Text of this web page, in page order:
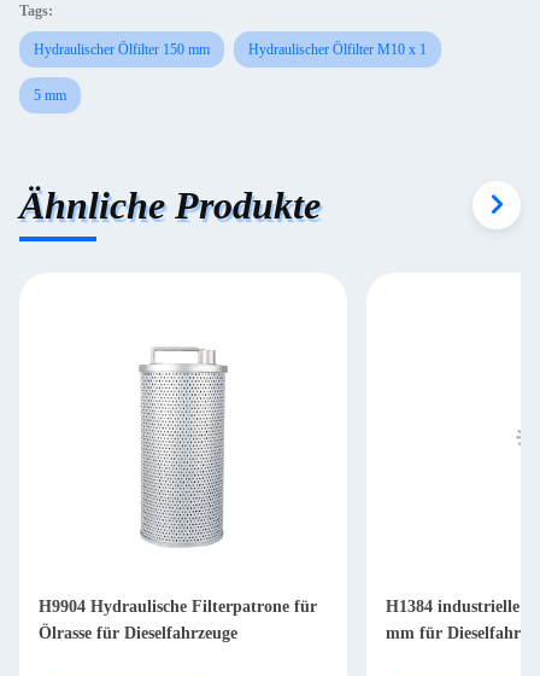
Tags:
Hydraulischer Ölfilter 150 mm Hydraulischer Ölfilter M10 x 1
5 mm
Ähnliche Produkte
H9904 Hydraulische Filterpatrone für
Ölrasse für Dieselfahrzeuge
H1384 industrielle
mm für